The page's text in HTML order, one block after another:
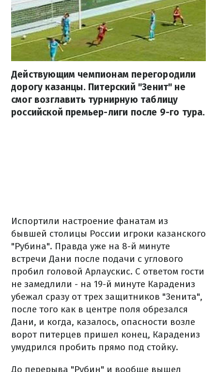
Действующим чемпионам перегородили
дорогу казанцы. Питерский "Зенит" не
смог возглавить турнирную таблицу
российской премьер-лиги после 9-го тура.
Испортили настроение фанатам из
бывшей столицы России игроки казанского
"​​Рубина". Правда уже на 8-й минуте
встречи Дани после подачи с углового
пробил головой Арлаускис. С ответом гости
не замедлили - на 19-й минуте Карадениз
убежал сразу от трех защитников "Зенита",
после того как в центре поля обрезался
Дани, и когда, казалось, опасности возле
ворот питерцев пришел конец, Карадениз
умудрился пробить прямо под стойку.
До перерыва "Рубин" и вообще вышел